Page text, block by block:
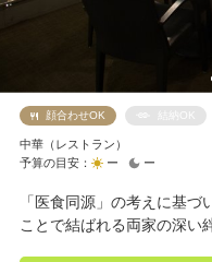
顔合わせOK 結納OK
中華（レストラン）
予算の目安：
ー ー
「医食同源」の考えに基
ことで結ばれる両家の深い